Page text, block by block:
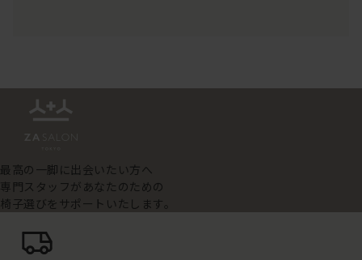
最高の一脚に出会いたい方へ
専門スタッフがあなたのための
椅子選びをサポートいたします。